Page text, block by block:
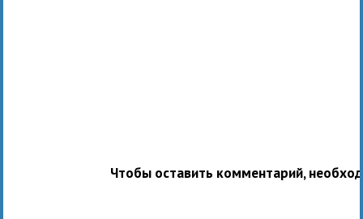
Чтобы оставить комментарий,